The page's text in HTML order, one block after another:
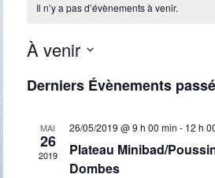
Il n’y a pas d’évènements à venir.
À venir
une
date.
Derniers Évènements
MAI
26
2019
26/05/2019 @ 9 h 00 min - 12 h
Plateau Minibad/
Dombes